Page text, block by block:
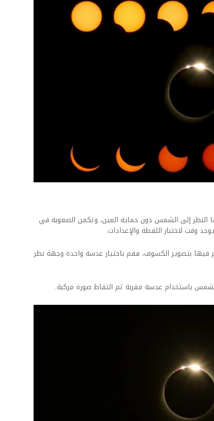
النظر إلى الشمس دون حماية العين، وتكمن الصعوبة في
وقت لاختبار اللقطة والإعدادات.
فيها بتصوير الكسوف، فقم باختيار عدسة واحدة وجهة نظر
باستخدام عدسة مقربة ثم التقاط صورة مركبة.